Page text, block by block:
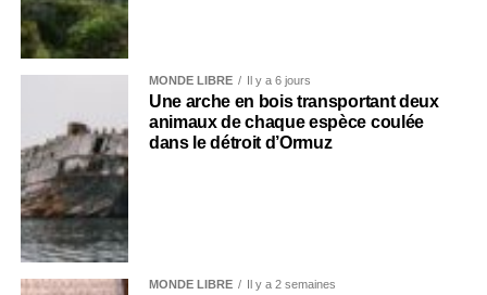
MONDE LIBRE Il y a 6 jours
Une arche en bois transportant deux
animaux de chaque espèce coulée
dans le détroit d’Ormuz
MONDE LIBRE Il y a 2 semaines